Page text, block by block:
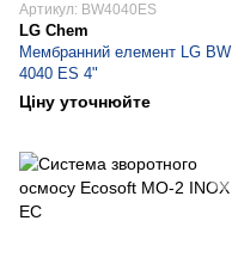
Артикул: BW4040ES
LG Chem
Мембранний елемент LG BW
4040 ES 4"
Ціну уточнюйте